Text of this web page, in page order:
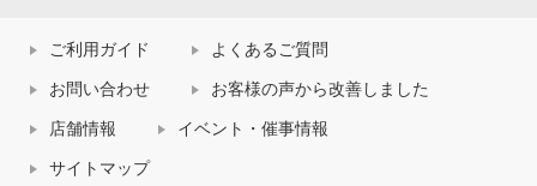
ご利用ガイド よくあるご質問
お問い合わせ お客様の声から改善しました
店舗情報 イベント・催事情報
サイトマップ